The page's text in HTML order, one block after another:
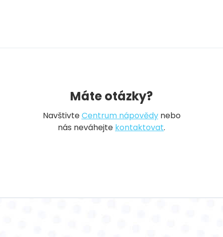
Máte otázky?
NavštivteCentrum nápovědynebo
nás neváhejte kontaktovat.